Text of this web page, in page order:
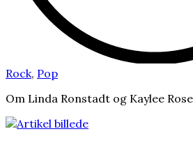
Rock, Pop
Om Linda Ronstadt og Kaylee Rose